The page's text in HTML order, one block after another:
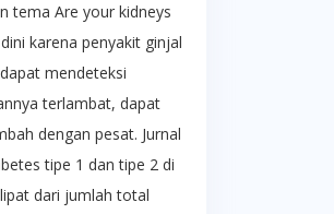
tema Are your kidneys
karena penyakit ginjal
mendeteksi
terlambat, dapat
dengan pesat. Jurnal
tipe 1 dan tipe 2 di
dari jumlah total